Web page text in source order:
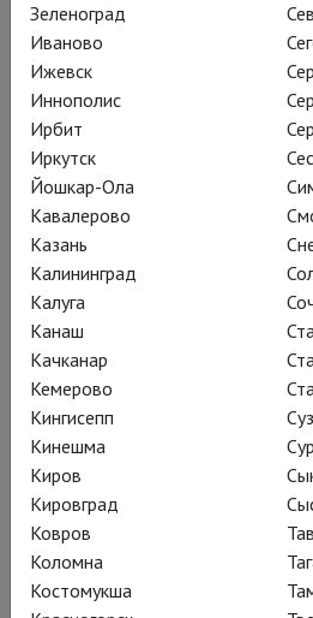
опубликован
1988-м. Оно и
не только
только сатира;
фантасмагория
нездоровом
общества (и
сегодня тоже
Зеленоград
Иваново
Ижевск
Иннополис
Ирбит
Иркутск
Йошкар-Ола
Кавалерово
Казань
Калининград
Калуга
Канаш
Качканар
Кемерово
Кингисепп
Кинешма
Киров
Кировград
Ковров
Коломна
Костомукша